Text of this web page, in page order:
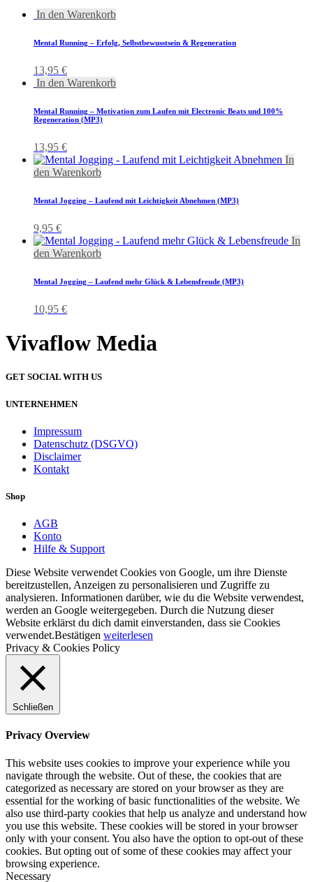
In den Warenkorb
Mental Running – Erfolg, Selbstbewusstsein & Regeneration
13,95 €
In den Warenkorb
Mental Running – Motivation zum Laufen mit Electronic Beats und 100%
Regeneration (MP3)
13,95 €
In
den Warenkorb
Mental Jogging – Laufend mit Leichtigkeit Abnehmen (MP3)
9,95 €
In
den Warenkorb
Mental Jogging – Laufend mehr Glück & Lebensfreude (MP3)
10,95 €
Vivaflow Media
GET SOCIAL WITH US
UNTERNEHMEN
Impressum
Datenschutz (DSGVO)
Disclaimer
Kontakt
Shop
AGB
Konto
Hilfe & Support
Diese Website verwendet Cookies von Google, um ihre Dienste
bereitzustellen, Anzeigen zu personalisieren und Zugriffe zu
analysieren. Informationen darüber, wie du die Website verwendest,
werden an Google weitergegeben. Durch die Nutzung dieser
Website erklärst du dich damit einverstanden, dass sie Cookies
verwendet.Bestätigen weiterlesen
Privacy & Cookies Policy
Schließen
Privacy Overview
This website uses cookies to improve your experience while you
navigate through the website. Out of these, the cookies that are
categorized as necessary are stored on your browser as they are
essential for the working of basic functionalities of the website. We
also use third-party cookies that help us analyze and understand how
you use this website. These cookies will be stored in your browser
only with your consent. You also have the option to opt-out of these
cookies. But opting out of some of these cookies may affect your
browsing experience.
Necessary